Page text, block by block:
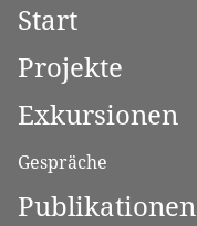
Start
Projekte
Exkursionen
Gespräche
Publikationen